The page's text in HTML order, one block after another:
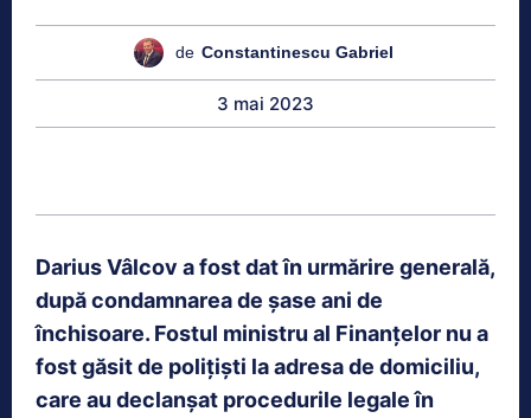
de Constantinescu Gabriel
3 mai 2023
Darius Vâlcov a fost dat în urmărire generală,
după condamnarea de șase ani de
închisoare. Fostul ministru al Finanțelor nu a
fost găsit de polițiști la adresa de domiciliu,
care au declanșat procedurile legale în